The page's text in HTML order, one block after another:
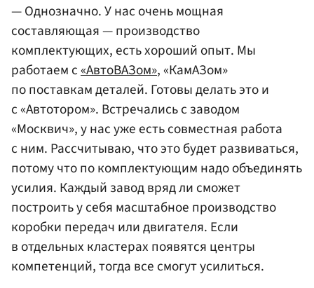
— Однозначно. У нас очень мощная
составляющая — производство
комплектующих, есть хороший опыт. Мы
работаем с«АвтоВАЗом», «КамАЗом»
по поставкам деталей. Готовы делать это и
с «Автотором». Встречались с заводом
«Москвич», у нас уже есть совместная работа
с ним. Рассчитываю, что это будет развиваться,
потому что по комплектующим надо объединять
усилия. Каждый завод вряд ли сможет
построить у себя масштабное производство
коробки передач или двигателя. Если
в отдельных кластерах появятся центры
компетенций, тогда все смогут усилиться.